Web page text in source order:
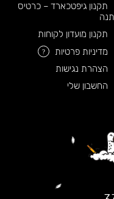
תקנון גיפטכארד – כרטיס
תקנון מועדון לקוחות
מדיניות פרטיות
?
הצהרת נגישות
החשבון שלי